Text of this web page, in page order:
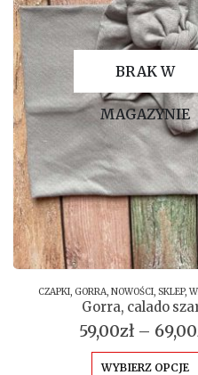
BRAK W
MAGAZYNIE
CZAPKI, GORRA, NOWOŚCI, SKLEP,
Gorra, calado
59,00zł – 69,00
WYBIERZ OPCJE